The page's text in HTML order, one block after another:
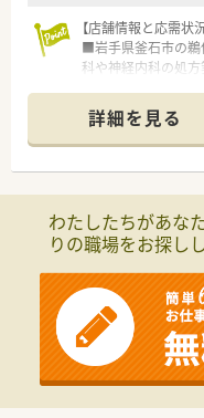
【会社特徴】
■全国に133の事業
■医薬品の安定供
ル機能も強みです。
■女性活躍推進企業
【店舗情報と応需状
■岩手県釜石市の鵜
科や神経内科の処方
度であり、落ち着い
■現在は常勤薬剤
おり、後任の管理
■即戦力として一
対応力と責任感を
■年齢や性別は一切
第で高年収を狙う
■原則として調剤薬
遂行できる高いポ
す。
【法人特徴について】
■県内に1店舗のみ
動の心配がなく腰
詳細を見る
わたしたちがあな
りの職場をお探し